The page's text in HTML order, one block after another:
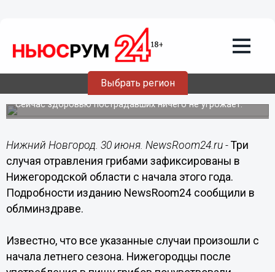
Выбрать регион
30.06.202217:47
Три нижегородца госпитализированы
из-за отравления грибами в 2022 году
Сейчас здоровью пострадавших ничего не угрожает.
Нижний Новгород. 30 июня. NewsRoom24.ru - Три
случая отравления грибами зафиксированы в
Нижегородской области с начала этого года.
Подробности изданию NewsRoom24 сообщили в
облминздраве.
Известно, что все указанные случаи произошли с
начала летнего сезона. Нижегородцы после